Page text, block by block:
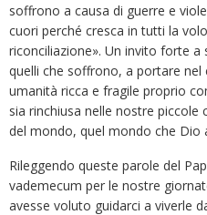
soffrono a causa di guerre e
cuori perché cresca in tutti la
riconciliazione». Un invito forte
quelli che soffrono, a portare
umanità ricca e fragile proprio
sia rinchiusa nelle nostre
del mondo, quel mondo che Dio
Rileggendo queste parole del
vademecum per le nostre
avesse voluto guidarci a viverle